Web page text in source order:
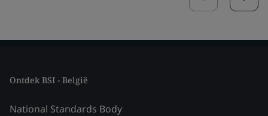
Ontdek BSI - België
National Standards Body